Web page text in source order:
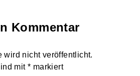
Kommentar
wird nicht veröffentlicht.
mit * markiert